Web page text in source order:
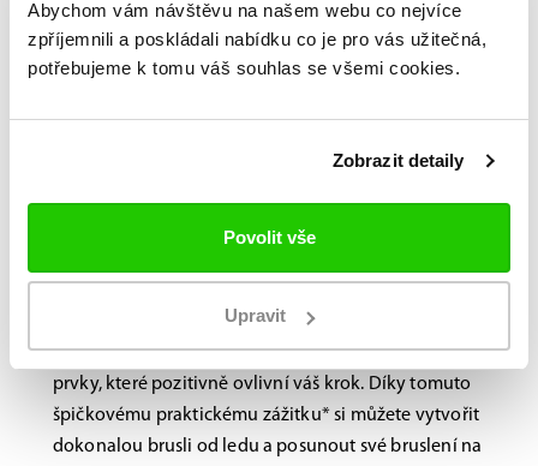
Abychom vám návštěvu na našem webu co nejvíce
zpříjemnili a poskládali nabídku co je pro vás užitečná,
potřebujeme k tomu váš souhlas se všemi cookies.
Zobrazit detaily
Povolit vše
Upravit
Brusle na míru?
Navštivte nás na
prodejně.
skenování, která identifikuje jedinečné vlastnosti
vašich nohou a doporučuje různé výkonnostní
prvky, které pozitivně ovlivní váš krok. Díky tomuto
špičkovému praktickému zážitku* si můžete vytvořit
dokonalou brusli od ledu a posunout své bruslení na